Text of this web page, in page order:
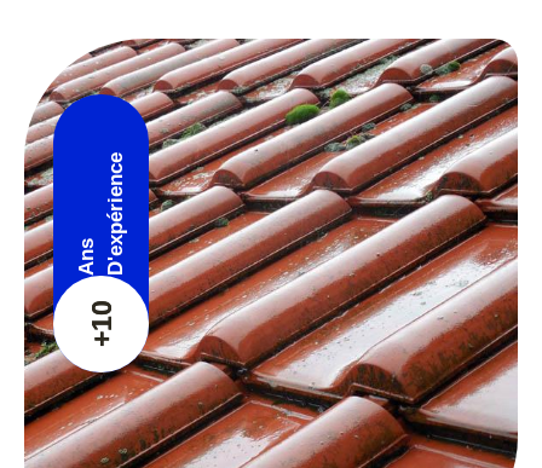
+10
Ans D'expérience